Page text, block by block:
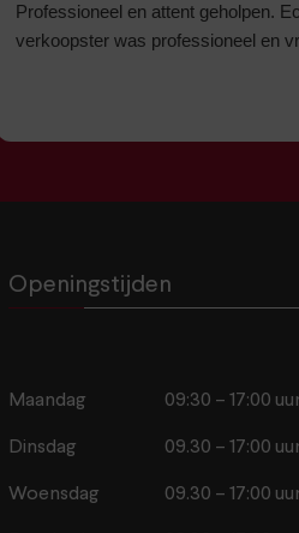
Professioneel en attent geholpen.
verkoopster was professioneel en
Openingstijden
Maandag 09:30 – 17:00
Dinsdag 09.30 – 17:00
Woensdag 09.30 – 17:00